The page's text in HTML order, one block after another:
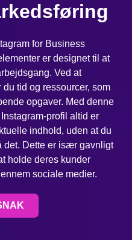
for Business
er designet til at
Ved at
tid og ressourcer, som
opgaver. Med denne
profil altid er
indhold, uden at du
det. Dette er især gavnligt
holde deres kunder
sociale medier.